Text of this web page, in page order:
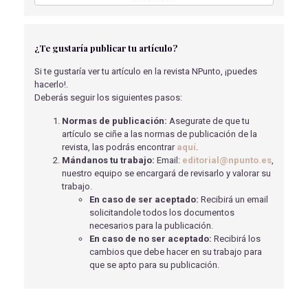
Cenjor Martín, R- 14/08/2025
ACTUALIZACIÓN DE LA OXIGENOTERAPIA Y EL USO
DE LA TERAPIA INHALADA POR VÍA NO INVASIVA EN
ENFERMERÍA
ESTRATEGIAS APLICADAS DE PREVENCIÓN DE LA
OBESIDAD INFANTIL EN COMEDORES ESCOLARES DE
ESPAÑA
Torres Imaz, F- 09/06/2020
MANEJO NUTRICIONAL EN PACIENTES CON CANCER
Jiménez García, I.E.- 12/12/2019
EJERCICIO FÍSICO Y NUTRICIÓN, DOS CLAVES PARA
LA OSTEOPOROSIS
¿Te gustaría publicar tu artículo?
Si te gustaría ver tu artículo en la revista NPunto, ¡puedes
hacerlo!.
Deberás seguir los siguientes pasos:
Normas de publicación: Asegurate de que tu
artículo se ciñe a las normas de publicación de la
revista, las podrás encontrar aquí.
Mándanos tu trabajo: Email: editorial@npunto.es,
nuestro equipo se encargará de revisarlo y valorar su
trabajo.
En caso de ser aceptado: Recibirá un email
solicitandole todos los documentos
necesarios para la publicación.
En caso de no ser aceptado: Recibirá los
cambios que debe hacer en su trabajo para
que se apto para su publicación.